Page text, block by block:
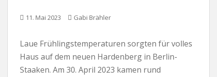
11. Mai 2023 Gabi Brähler
Laue Frühlingstemperaturen sorgten für volles
Haus auf dem neuen Hardenberg in Berlin-
Staaken. Am 30. April 2023 kamen rund